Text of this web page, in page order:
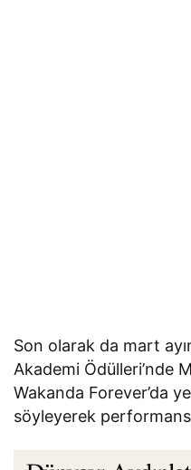
Son olarak da mart
Akademi Ödülleri’nde
Wakanda Forever’da
söyleyerek